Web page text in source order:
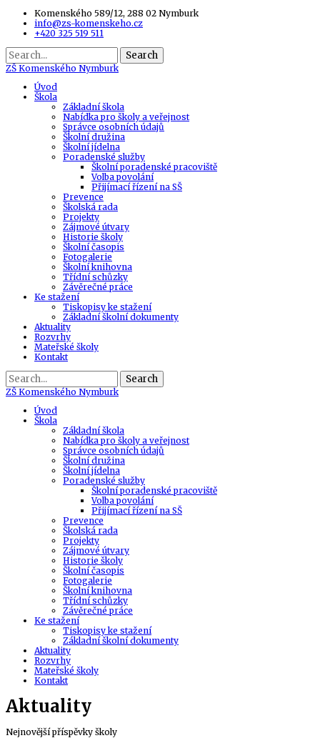
Komenského 589/12, 288 02 Nymburk
info@zs-komenskeho.cz
+420 325 519 511
Search
ZŠ Komenského Nymburk
Úvod
Škola
Základní škola
Nabídka pro školy a veřejnost
Správce osobních údajů
Školní družina
Školní jídelna
Poradenské služby
Školní poradenské pracoviště
Volba povolání
Přijímací řízení na SŠ
Prevence
Školská rada
Projekty
Zájmové útvary
Historie školy
Školní časopis
Fotogalerie
Školní knihovna
Třídní schůzky
Závěrečné práce
Ke stažení
Tiskopisy ke stažení
Základní školní dokumenty
Aktuality
Rozvrhy
Mateřské školy
Kontakt
Search
ZŠ Komenského Nymburk
Úvod
Škola
Základní škola
Nabídka pro školy a veřejnost
Správce osobních údajů
Školní družina
Školní jídelna
Poradenské služby
Školní poradenské pracoviště
Volba povolání
Přijímací řízení na SŠ
Prevence
Školská rada
Projekty
Zájmové útvary
Historie školy
Školní časopis
Fotogalerie
Školní knihovna
Třídní schůzky
Závěrečné práce
Ke stažení
Tiskopisy ke stažení
Základní školní dokumenty
Aktuality
Rozvrhy
Mateřské školy
Kontakt
Aktuality
Nejnovější příspěvky školy